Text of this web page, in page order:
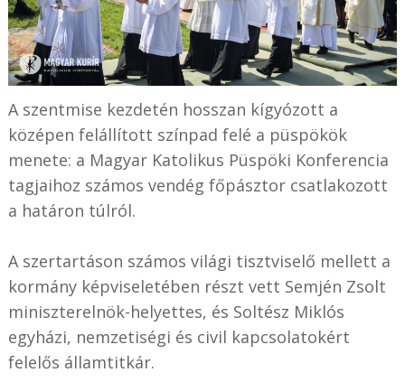
A szentmise kezdetén hosszan kígyózott a
középen felállított színpad felé a püspökök
menete: a Magyar Katolikus Püspöki Konferencia
tagjaihoz számos vendég főpásztor csatlakozott
a határon túlról.
A szertartáson számos világi tisztviselő mellett a
kormány képviseletében részt vett Semjén Zsolt
miniszterelnök-helyettes, és Soltész Miklós
egyházi, nemzetiségi és civil kapcsolatokért
felelős államtitkár.